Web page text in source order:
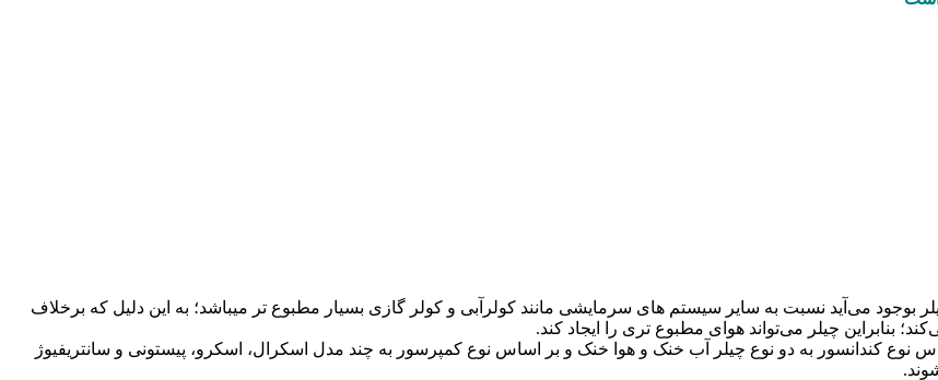
می‌آید نسبت به سایر سیستم های سرمایشی مانند کولرآبی و کولر گازی بسیار مطبوع تر میباشد؛ به این دلیل که برخلاف
بنابراین چیلر می‌تواند هوای مطبوع تری را ایجاد کند.
نوع کندانسور به دو نوع چیلر آب خنک و هوا خنک و بر اساس نوع کمپرسور به چند مدل اسکرال، اسکرو، پیستونی و سانتریفیوژ